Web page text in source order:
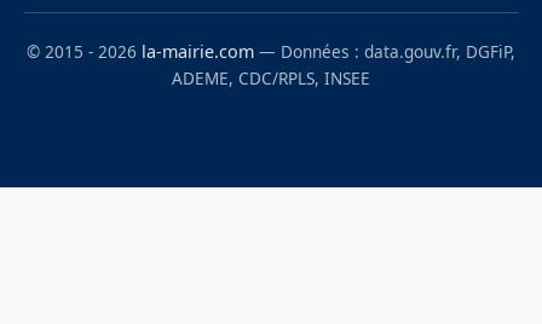
© 2015 - 2026 la-mairie.com — Données : data.gouv.fr, DGFiP,
ADEME, CDC/RPLS, INSEE